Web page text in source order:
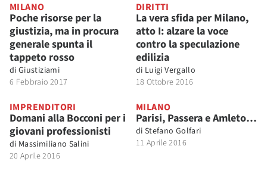
MILANO
Poche risorse per la
giustizia, ma in procura
generale spunta il
tappeto rosso
di Giustiziami
6 Febbraio 2017
DIRITTI
La vera sfida per Milano,
atto I: alzare la voce
contro la speculazione
edilizia
di Luigi Vergallo
18 Ottobre 2016
IMPRENDITORI
Domani alla Bocconi per i
giovani professionisti
di Massimiliano Salini
20 Aprile 2016
MILANO
Parisi, Passera e Amleto…
di Stefano Golfari
11 Aprile 2016